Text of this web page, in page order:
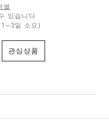
별
있습니다
일 소요)
관심상품